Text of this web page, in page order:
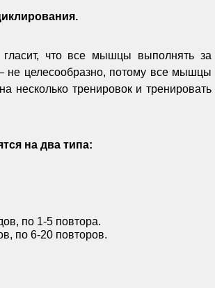
что все мышцы выполнять за
не целесообразно, потому все мышцы
несколько тренировок и тренировать
на два типа:
по 1-5 повтора.
по 6-20 повторов.